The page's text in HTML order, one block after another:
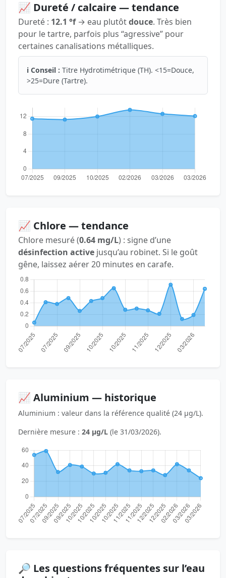
📈 Dureté / calcaire — tendance
Dureté : 12.1 °f→ eau plutôtdouce. Très bien
pour le tartre, parfois plus “agressive” pour
certaines canalisations métalliques.
ℹ️ Conseil : Titre Hydrotimétrique (TH). <15=Douce,
>25=Dure (Tartre).
📈 Chlore — tendance
Chlore mesuré (0.64 mg/L) : signe d’une
désinfection active jusqu’au robinet. Si le goût
gêne, laissez aérer 20 minutes en carafe.
📈 Aluminium — historique
Aluminium : valeur dans la référence qualité (24 µg/L).
Dernière mesure : 24 µg/L (le 31/03/2026).
🔎 Les questions fréquentes sur l’eau